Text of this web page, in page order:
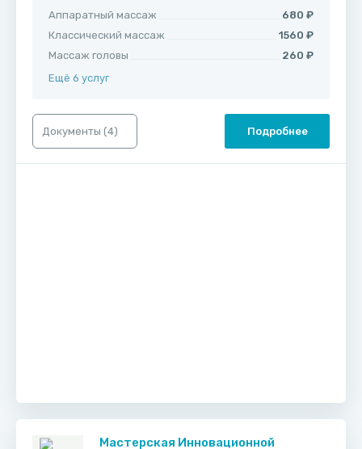
Аппаратный массаж
680 ₽
Классический массаж
1560 ₽
Массаж головы
260 ₽
Ещё 6 услуг
Документы (4) Подробнее
Мастерская Инновационной